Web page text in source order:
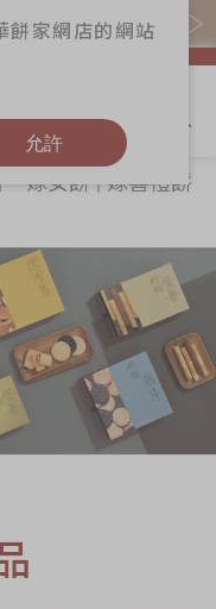
地運費！
更多
奇華工作坊
奇華茶室
聯絡奇華
加入奇華
嫁女餅 | 嫁喜禮餅
餅家網店的網站
允許